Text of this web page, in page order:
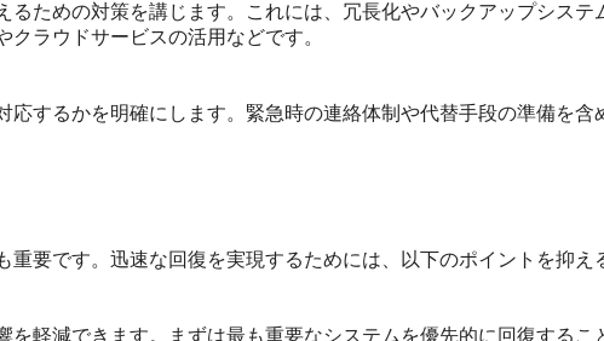
ための対策を講じます。これには、冗長化やバックアップシス
ラウドサービスの活用などです。
するかを明確にします。緊急時の連絡体制や代替手段の準備を含
要です。迅速な回復を実現するためには、以下のポイントを抑え
を軽減できます。まずは最も重要なシステムを優先的に回復するこ